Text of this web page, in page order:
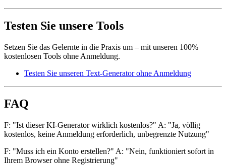
Testen Sie unsere Tools
Setzen Sie das Gelernte in die Praxis um – mit unseren 100%
kostenlosen Tools ohne Anmeldung.
Testen Sie unseren Text-Generator ohne Anmeldung
FAQ
F: "Ist dieser KI-Generator wirklich kostenlos?" A: "Ja, völlig
kostenlos, keine Anmeldung erforderlich, unbegrenzte Nutzung"
F: "Muss ich ein Konto erstellen?" A: "Nein, funktioniert sofort in
Ihrem Browser ohne Registrierung"